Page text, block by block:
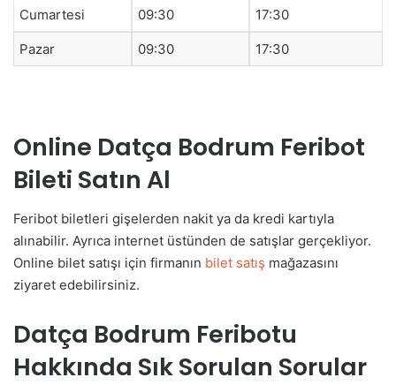
Cumartesi 09:30 17:30
Pazar 09:30 17:30
Online Datça Bodrum Feribot
Bileti Satın Al
Feribot biletleri gişelerden nakit ya da kredi kartıyla
alınabilir. Ayrıca internet üstünden de satışlar gerçekliyor.
Online bilet satışı için firmanın bilet satış mağazasını
ziyaret edebilirsiniz.
Datça Bodrum Feribotu
Hakkında Sık Sorulan Sorular